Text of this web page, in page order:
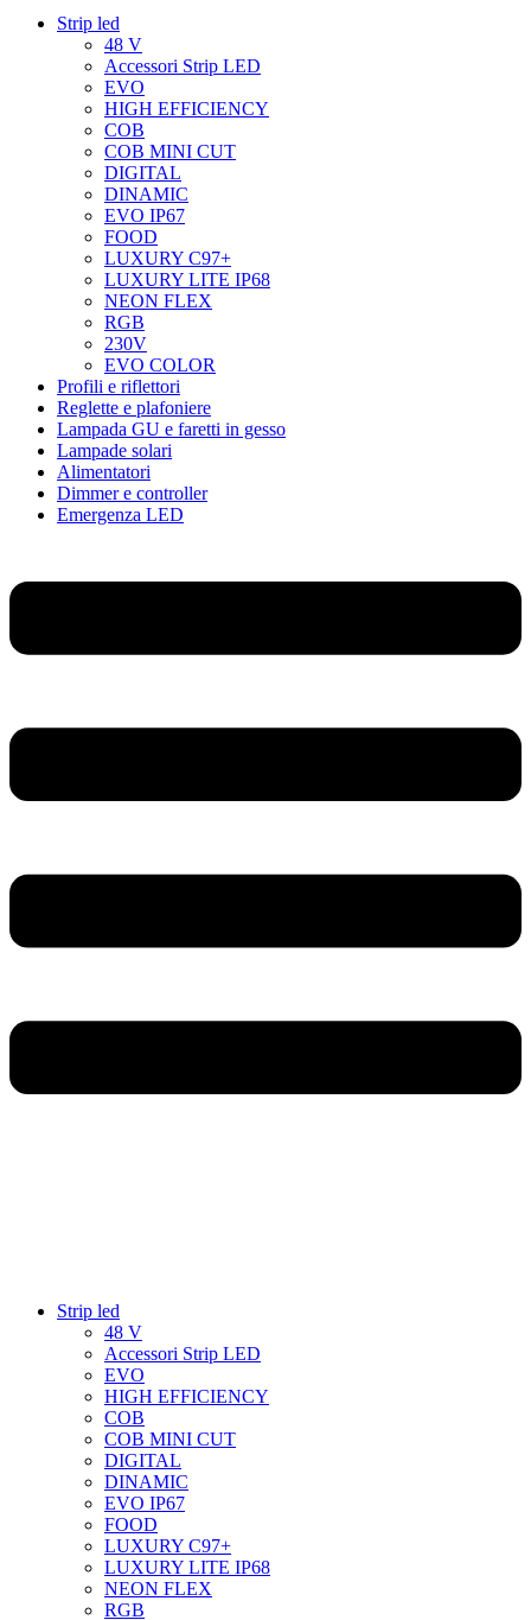
Strip led
48 V
Accessori Strip LED
EVO
HIGH EFFICIENCY
COB
COB MINI CUT
DIGITAL
DINAMIC
EVO IP67
FOOD
LUXURY C97+
LUXURY LITE IP68
NEON FLEX
RGB
230V
EVO COLOR
Profili e riflettori
Reglette e plafoniere
Lampada GU e faretti in gesso
Lampade solari
Alimentatori
Dimmer e controller
Emergenza LED
Strip led
48 V
Accessori Strip LED
EVO
HIGH EFFICIENCY
COB
COB MINI CUT
DIGITAL
DINAMIC
EVO IP67
FOOD
LUXURY C97+
LUXURY LITE IP68
NEON FLEX
RGB